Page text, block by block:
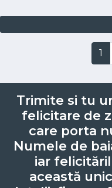
1
Trimite si tu
felicitare de
care porta
Numele de
iar
această